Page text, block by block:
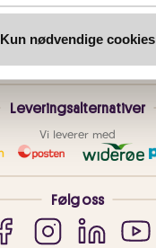
Kun nødvendige cookies
Leveringsalternativer
Vi leverer med
Følg oss